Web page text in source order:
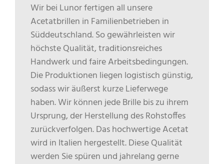
Wir bei Lunor fertigen all unsere
Acetatbrillen in Familienbetrieben in
Süddeutschland. So gewährleisten wir
höchste Qualität, traditionsreiches
Handwerk und faire Arbeitsbedingungen.
Die Produktionen liegen logistisch günstig,
sodass wir äußerst kurze Lieferwege
haben. Wir können jede Brille bis zu ihrem
Ursprung, der Herstellung des Rohstoffes
zurückverfolgen. Das hochwertige Acetat
wird in Italien hergestellt. Diese Qualität
werden Sie spüren und jahrelang gerne